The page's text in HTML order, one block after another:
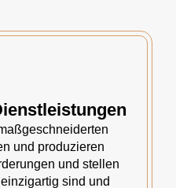
und produzieren
und stellen
sind und